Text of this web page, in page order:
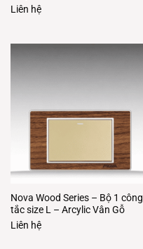
Liên hệ
Nova Wood Series – Bộ 1 công
tắc size L – Arcylic Vân Gỗ
Liên hệ